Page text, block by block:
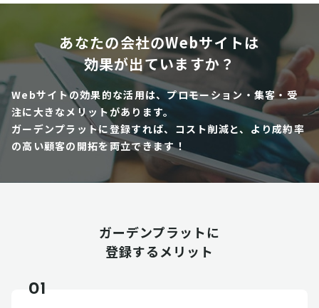
あなたの会社のWebサイトは
効果が出ていますか？
Webサイトの効果的な活用は、プロモーション・集客・受
注に大きなメリットがあります。
ガーデンプラットに登録すれば、コスト削減と、より成約率
の高い顧客の開拓を両立できます！
ガーデンプラットに
登録するメリット
01